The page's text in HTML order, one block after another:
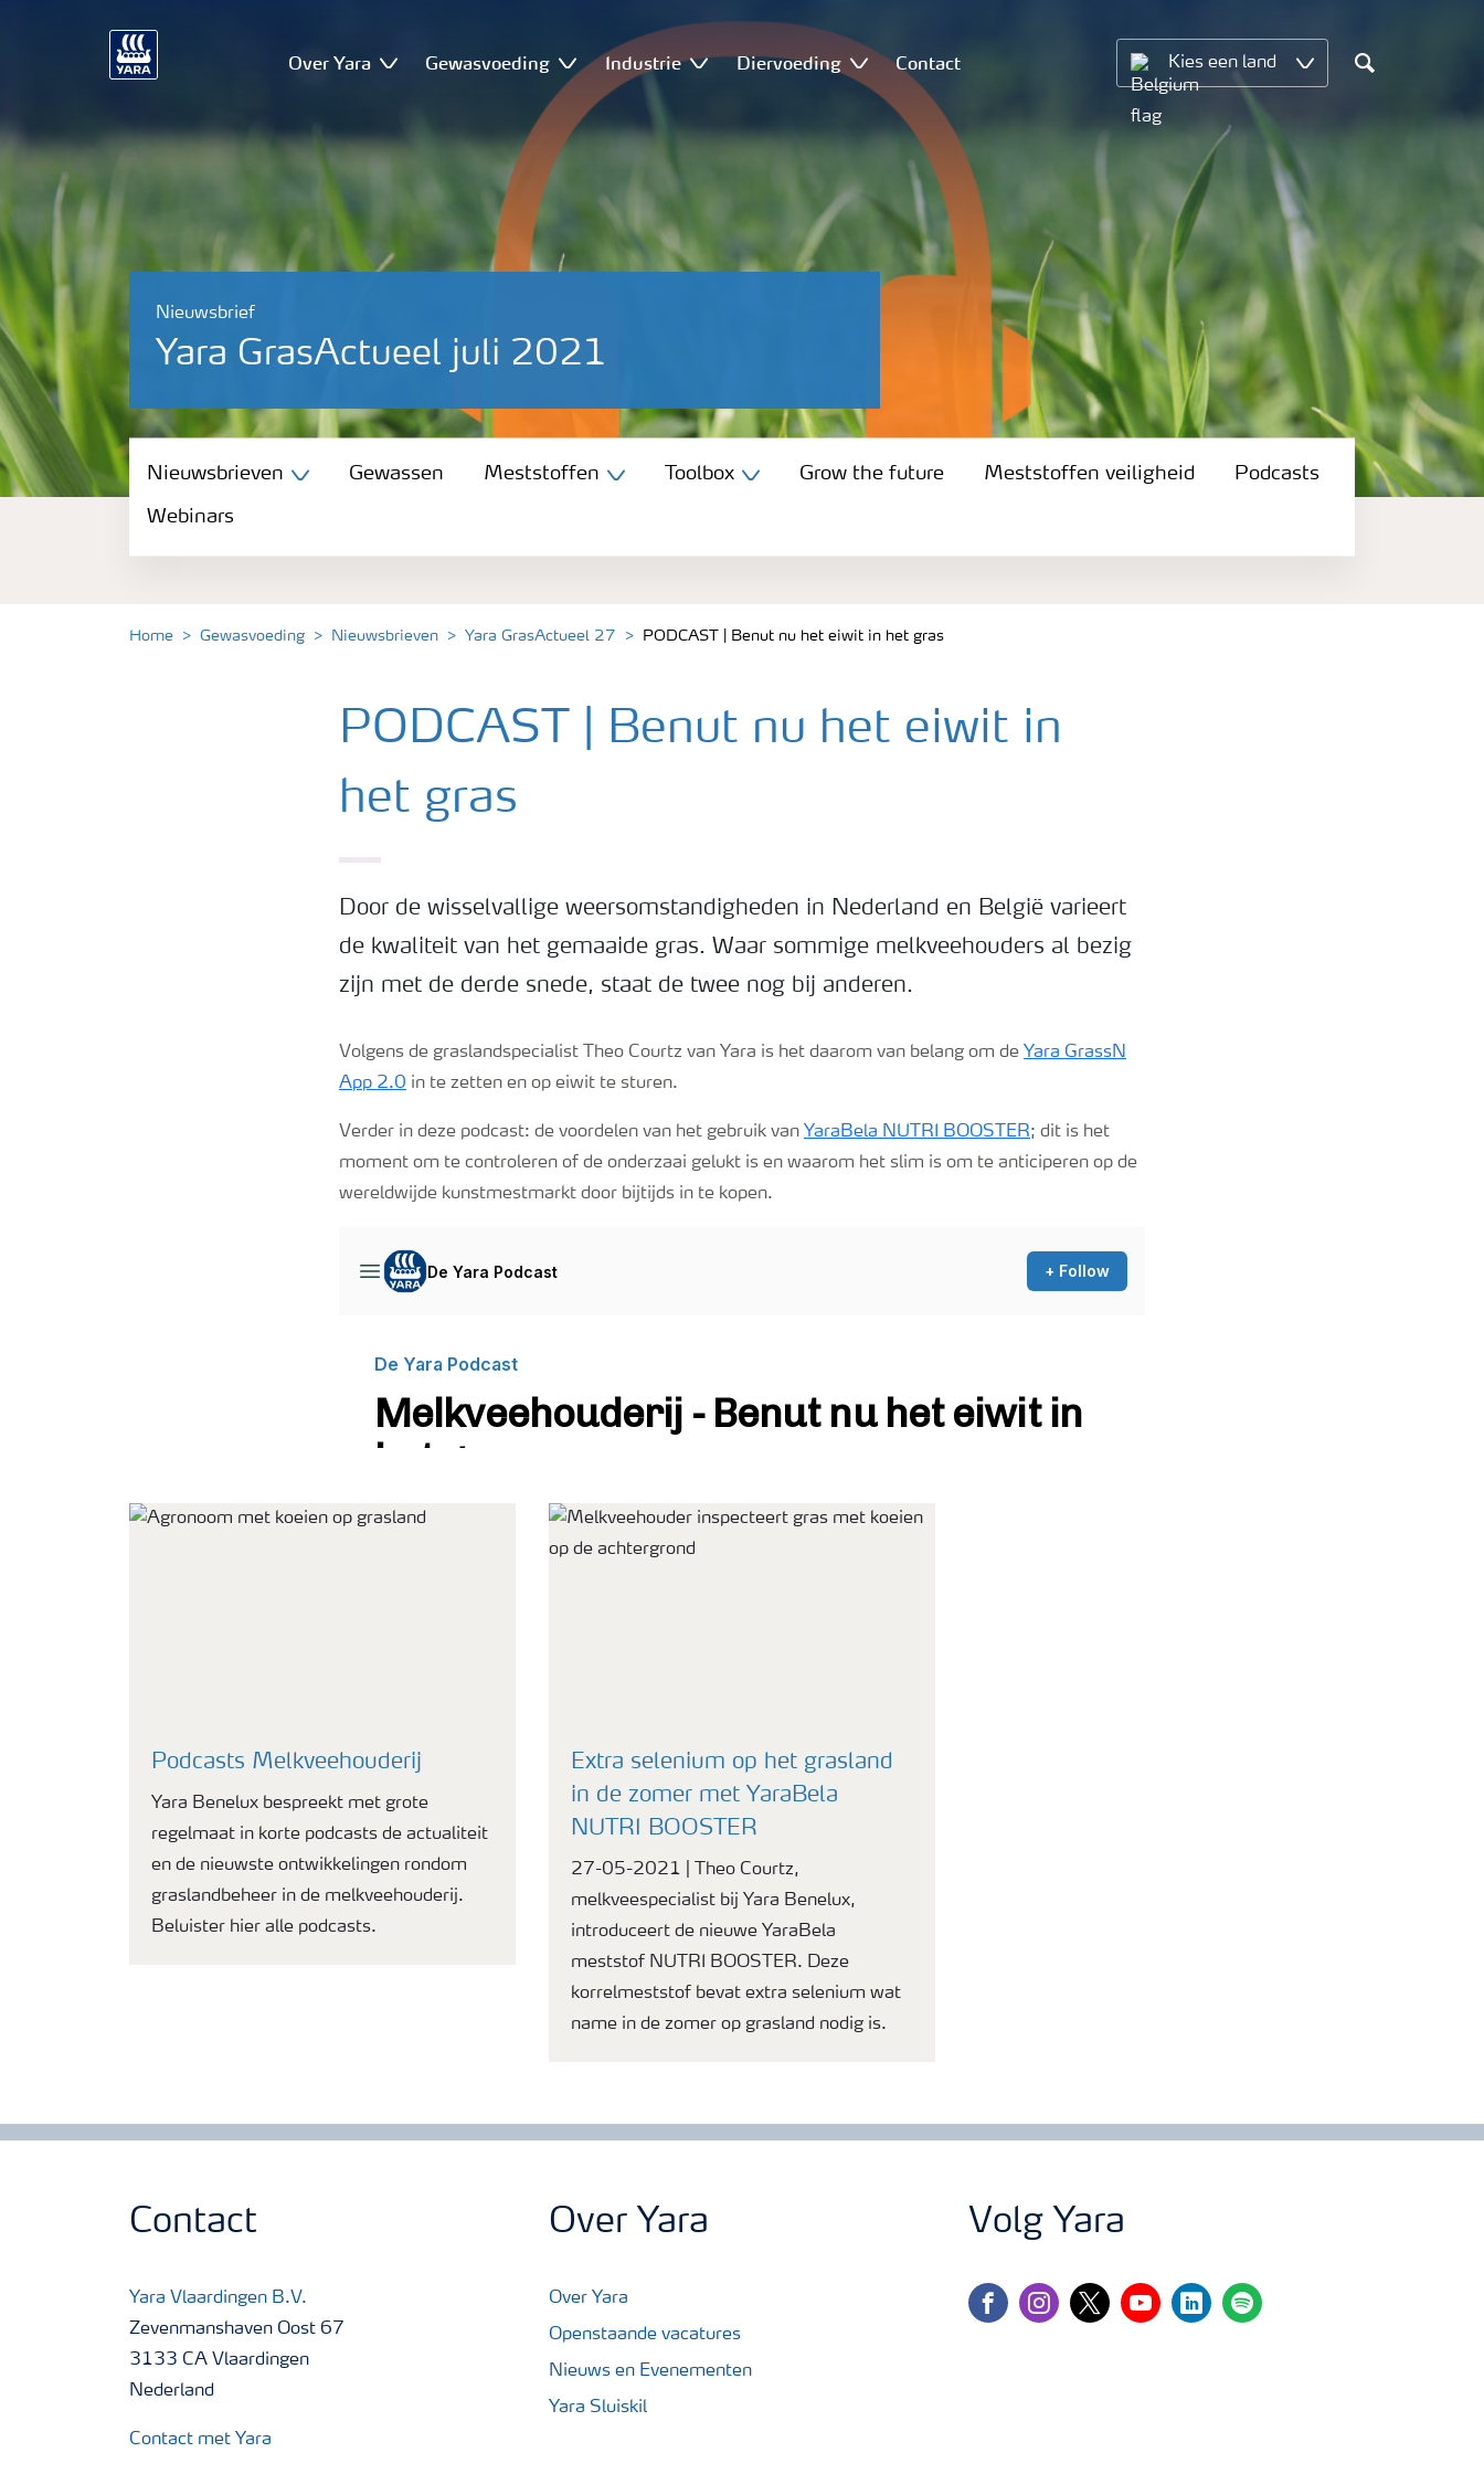
Over Yara Gewasvoeding Industrie Diervoeding Contact Kies een land
Search
Nieuwsbrief
Yara GrasActueel juli 2021
Nieuwsbrieven
Gewassen
Nieuwsbrieven Gewassen Meststoffen Toolbox Grow the future Meststoffen veiligheid Podcasts
Webinars
Home Gewasvoeding Nieuwsbrieven Yara GrasActueel 27 PODCAST | Benut nu het eiwit in het gras
PODCAST | Benut nu het eiwit in
het gras
Door de wisselvallige weersomstandigheden in Nederland en België varieert
de kwaliteit van het gemaaide gras. Waar sommige melkveehouders al bezig
zijn met de derde snede, staat de twee nog bij anderen.
Volgens de graslandspecialist Theo Courtz van Yara is het daarom van belang om de Yara GrassN
App 2.0 in te zetten en op eiwit te sturen.
Verder in deze podcast: de voordelen van het gebruik van YaraBela NUTRI BOOSTER; dit is het
moment om te controleren of de onderzaai gelukt is en waarom het slim is om te anticiperen op de
wereldwijde kunstmestmarkt door bijtijds in te kopen.
Podcasts Melkveehouderij
Yara Benelux bespreekt met grote
regelmaat in korte podcasts de actualiteit
en de nieuwste ontwikkelingen rondom
graslandbeheer in de melkveehouderij.
Beluister hier alle podcasts.
Extra selenium op het grasland
in de zomer met YaraBela
NUTRI BOOSTER
27-05-2021 | Theo Courtz,
melkveespecialist bij Yara Benelux,
introduceert de nieuwe YaraBela
meststof NUTRI BOOSTER. Deze
korrelmeststof bevat extra selenium wat
name in de zomer op grasland nodig is.
Contact
Yara Vlaardingen B.V.
Zevenmanshaven Oost 67
3133 CA Vlaardingen
Nederland
Contact met Yara
Over Yara
Over Yara
Openstaande vacatures
Nieuws en Evenementen
Yara Sluiskil
Volg Yara
facebookinstagram
twitteryoutubelinkedinspotify